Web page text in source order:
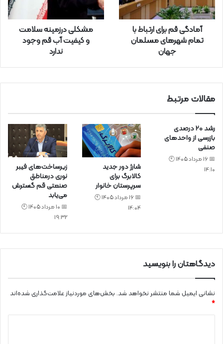
ا
ر
آمادگی قم برای ارتباط با
تمام شهرهای مسلمان
جهان
مشکلی درزمینه سلامت
و کیفیت آب قم وجود
ندارد
مقالات مرتبط
رشد ۲۰ درصدی
بازرسی‌ از واحد‌های
صنفی
📅 16 مرداد 1405 🕙
14:10
شارژ دور جدید
کالابرگ برای
سرپرستان خانوار
📅 16 مرداد 1405 🕙
14:04
زیرساخت‌های فیبر
نوری درمناطق
صنعتی قم گسترش
می‌یابد
📅 10 مرداد 1405 🕙
19:32
دیدگاهتان را بنویسید
نشانی ایمیل شما منتشر نخواهد شد. بخش‌های موردنیاز علامت‌گذاری شده‌اند
*